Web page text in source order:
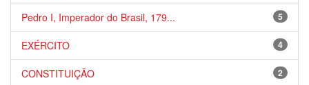
5
Pedro I, Imperador do Brasil, 179...
4
EXÉRCITO
2
CONSTITUIÇÃO